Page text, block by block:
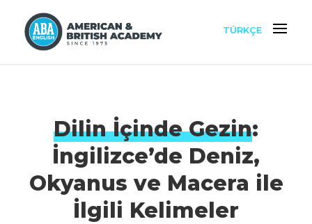
TÜRKÇE
Dilin İçinde Gezin:
İngilizce’de Deniz,
Okyanus ve Macera ile
İlgili Kelimeler